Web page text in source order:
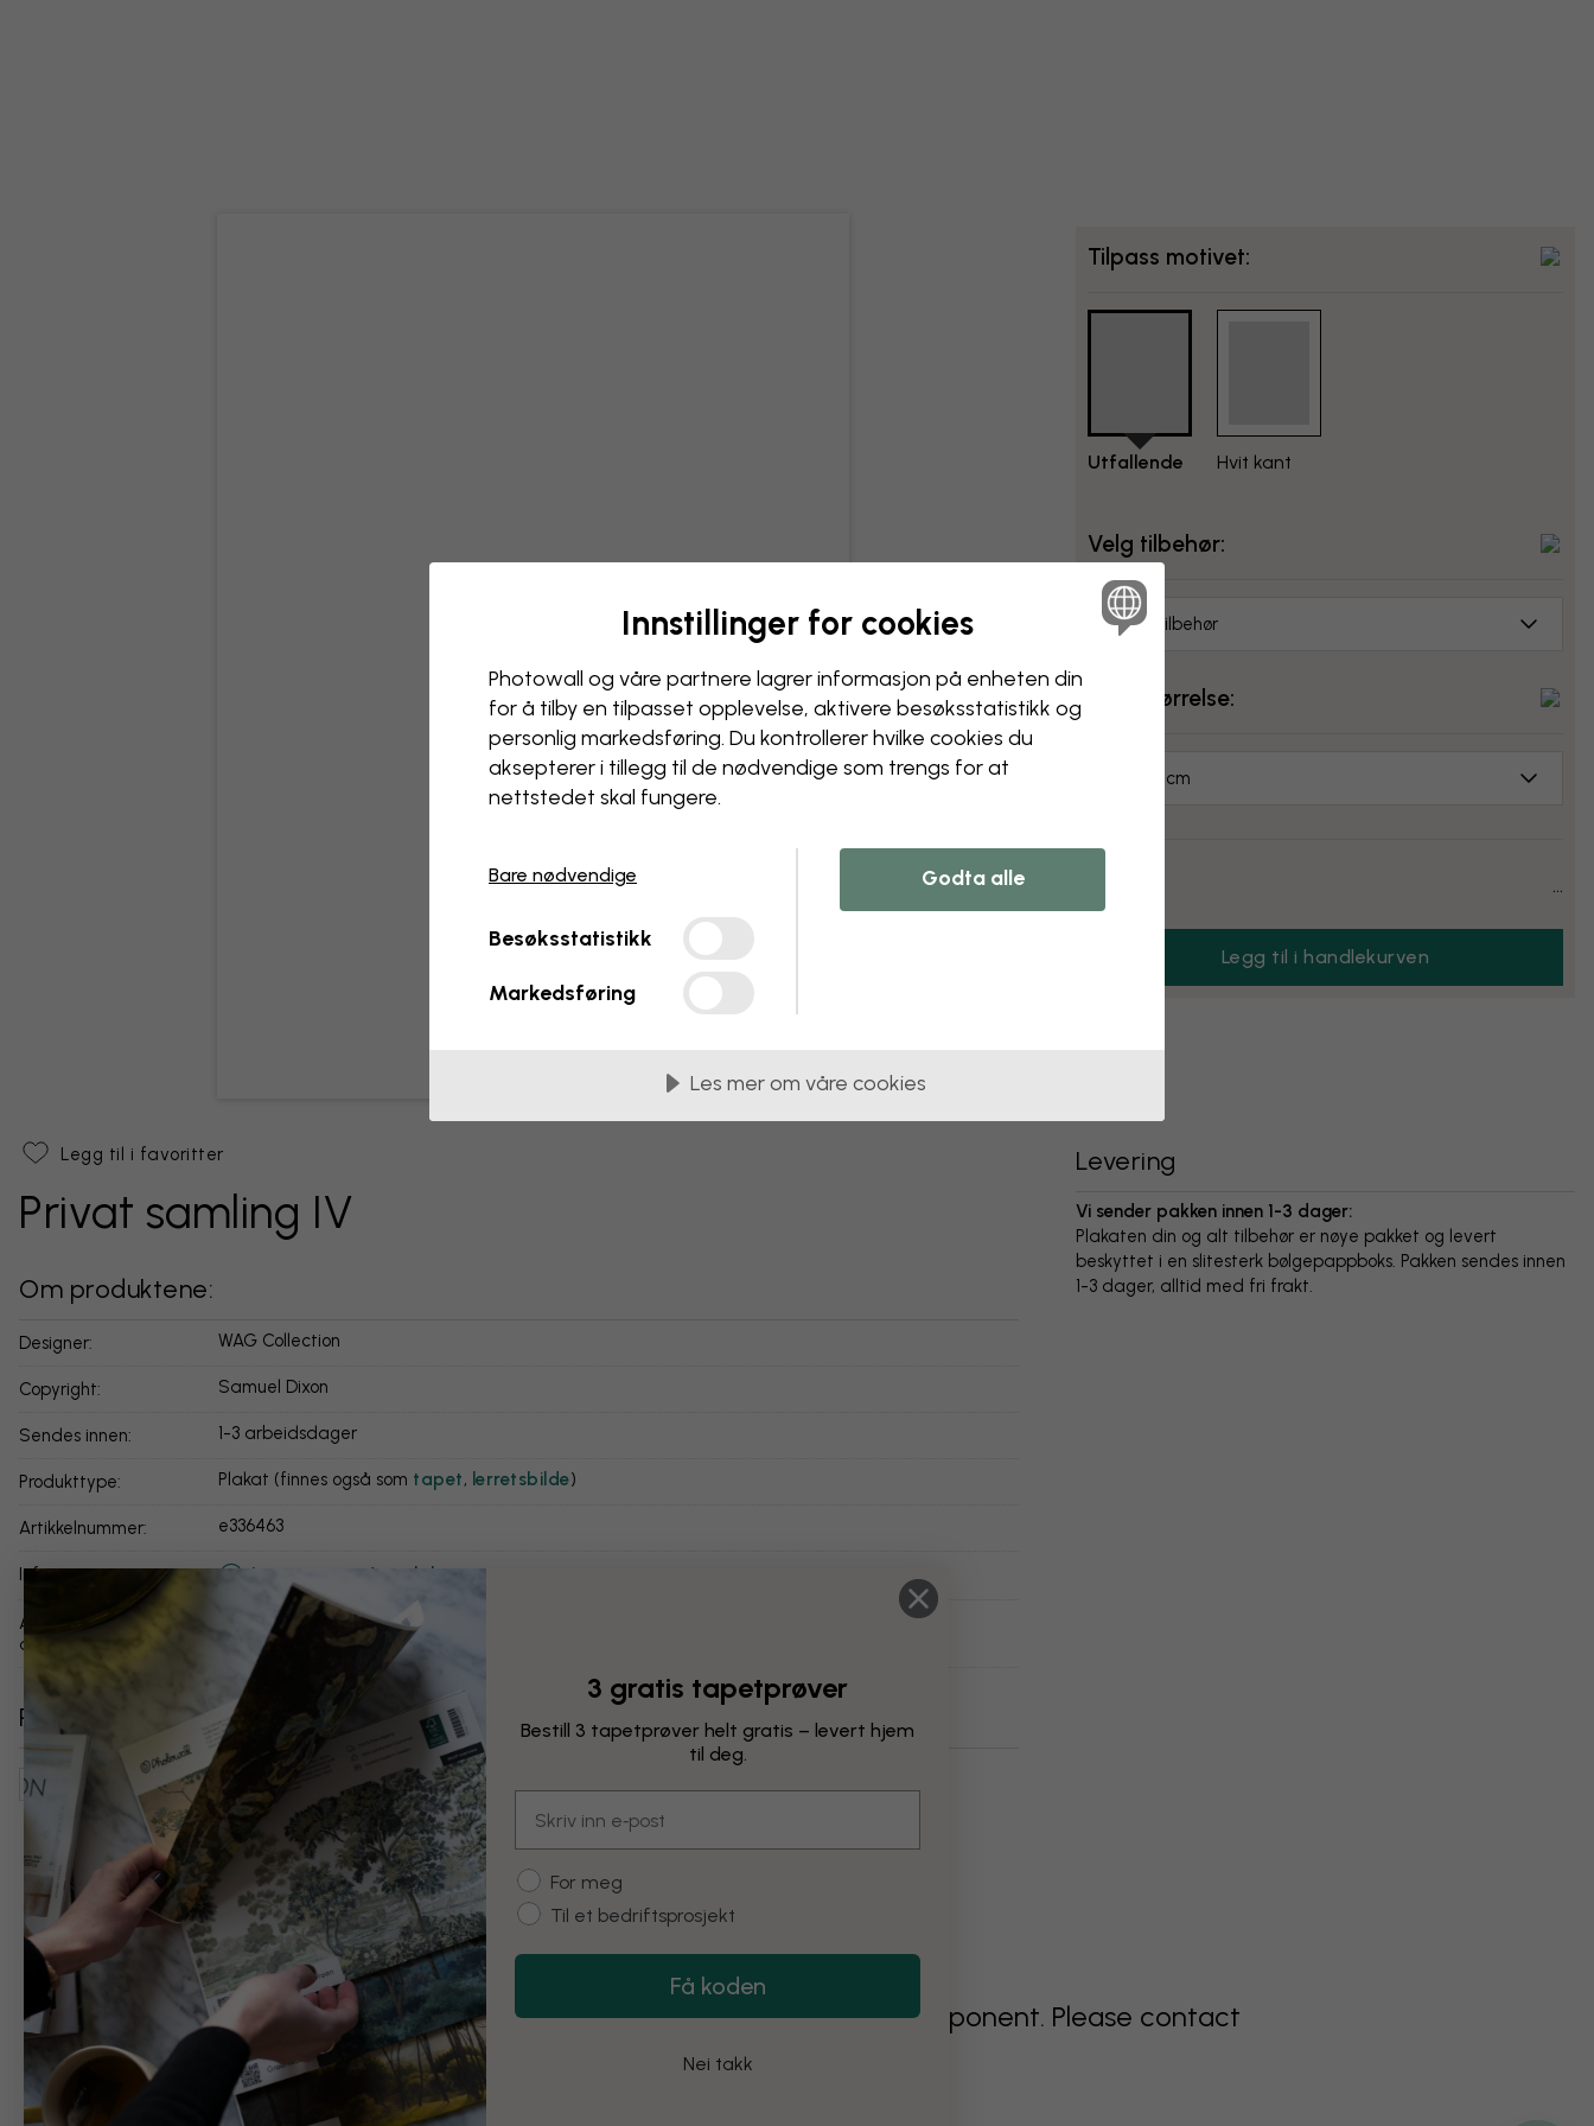
Tilpass motivet:
Utfallende Hvit kant
Velg tilbehør:
Ingen tilbehør
Velg størrelse:
50x70 cm
...
Legg til i handlekurven
Legg til i favoritter
Privat samling IV
Om produktene:
Designer: WAG Collection
Copyright: Samuel Dixon
Sendes innen: 1-3 arbeidsdager
Produkttype: Plakat (finnes også som tapet, lerretsbilde)
Artikkelnummer: e336463
info: Les mer om våre plakater
Andre versjoner av
dette motivet:
Relaterte kategorier
Kart, Flagg Og Steder Bygningstyper Og -funksjoner
Levering
Vi sender pakken innen 1-3 dager:
Plakaten din og alt tilbehør er nøye pakket og levert
beskyttet i en slitesterk bølgepappboks. Pakken sendes innen
1-3 dager, alltid med fri frakt.
Uh-oh something went wrong rendering this component. Please contact
customer support if the problem persists.
3 gratis tapetprøver
Bestill 3 tapetprøver helt gratis – levert hjem
til deg.
Customer type
For meg
Til et bedriftsprosjekt
Få koden
Nei takk
Innstillinger for cookies
Photowall og våre partnere lagrer informasjon på enheten din
for å tilby en tilpasset opplevelse, aktivere besøks­statistikk og
personlig markedsføring. Du kontrollerer hvilke cookies du
aksepterer i tillegg til de nødvendige som trengs for at
nettstedet skal fungere.
Bare nødvendige
Besøksstatistikk
Markedsføring
Godta alle
Les mer om våre cookies